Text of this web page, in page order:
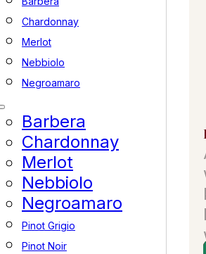
Chardonnay
Merlot
Nebbiolo
Negroamaro
Barbera
Chardonnay
Merlot
Nebbiolo
Negroamaro
Pinot Grigio
Pinot Noir